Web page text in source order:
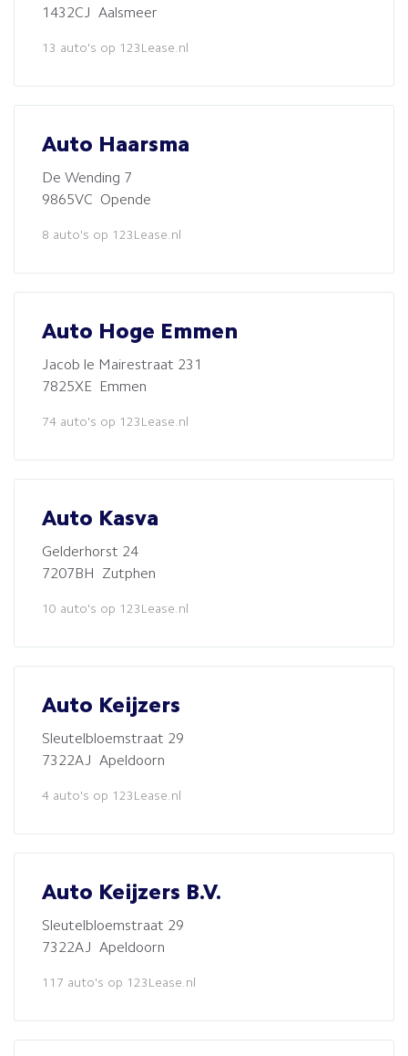
1432CJ Aalsmeer
13 auto's op 123Lease.nl
Auto Haarsma
De Wending 7
9865VC Opende
8 auto's op 123Lease.nl
Auto Hoge Emmen
Jacob le Mairestraat 231
7825XE Emmen
74 auto's op 123Lease.nl
Auto Kasva
Gelderhorst 24
7207BH Zutphen
10 auto's op 123Lease.nl
Auto Keijzers
Sleutelbloemstraat 29
7322AJ Apeldoorn
4 auto's op 123Lease.nl
Auto Keijzers B.V.
Sleutelbloemstraat 29
7322AJ Apeldoorn
117 auto's op 123Lease.nl